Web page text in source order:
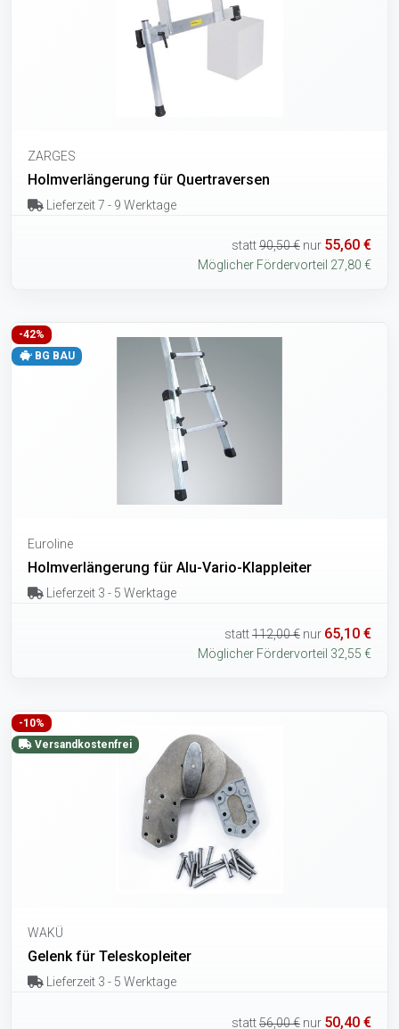
ZARGES
Holmverlängerung für Quertraversen
Lieferzeit 7 - 9 Werktage
statt90,50 € nur 55,60 €
Möglicher Fördervorteil 27,80 €
-42%
BG BAU
Euroline
Holmverlängerung für Alu-Vario-Klappleiter
Lieferzeit 3 - 5 Werktage
statt112,00 € nur 65,10 €
Möglicher Fördervorteil 32,55 €
-10%
Versandkostenfrei
WAKÜ
Gelenk für Teleskopleiter
Lieferzeit 3 - 5 Werktage
statt56,00 € nur 50,40 €